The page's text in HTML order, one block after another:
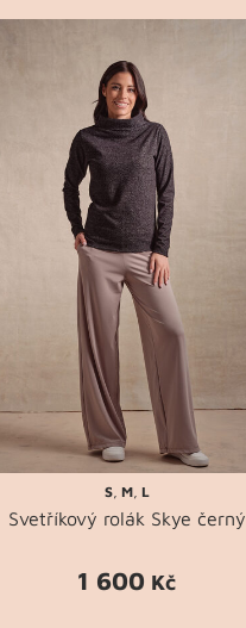
S, M, L
Svetříkový rolák Skye černý
1 600 Kč